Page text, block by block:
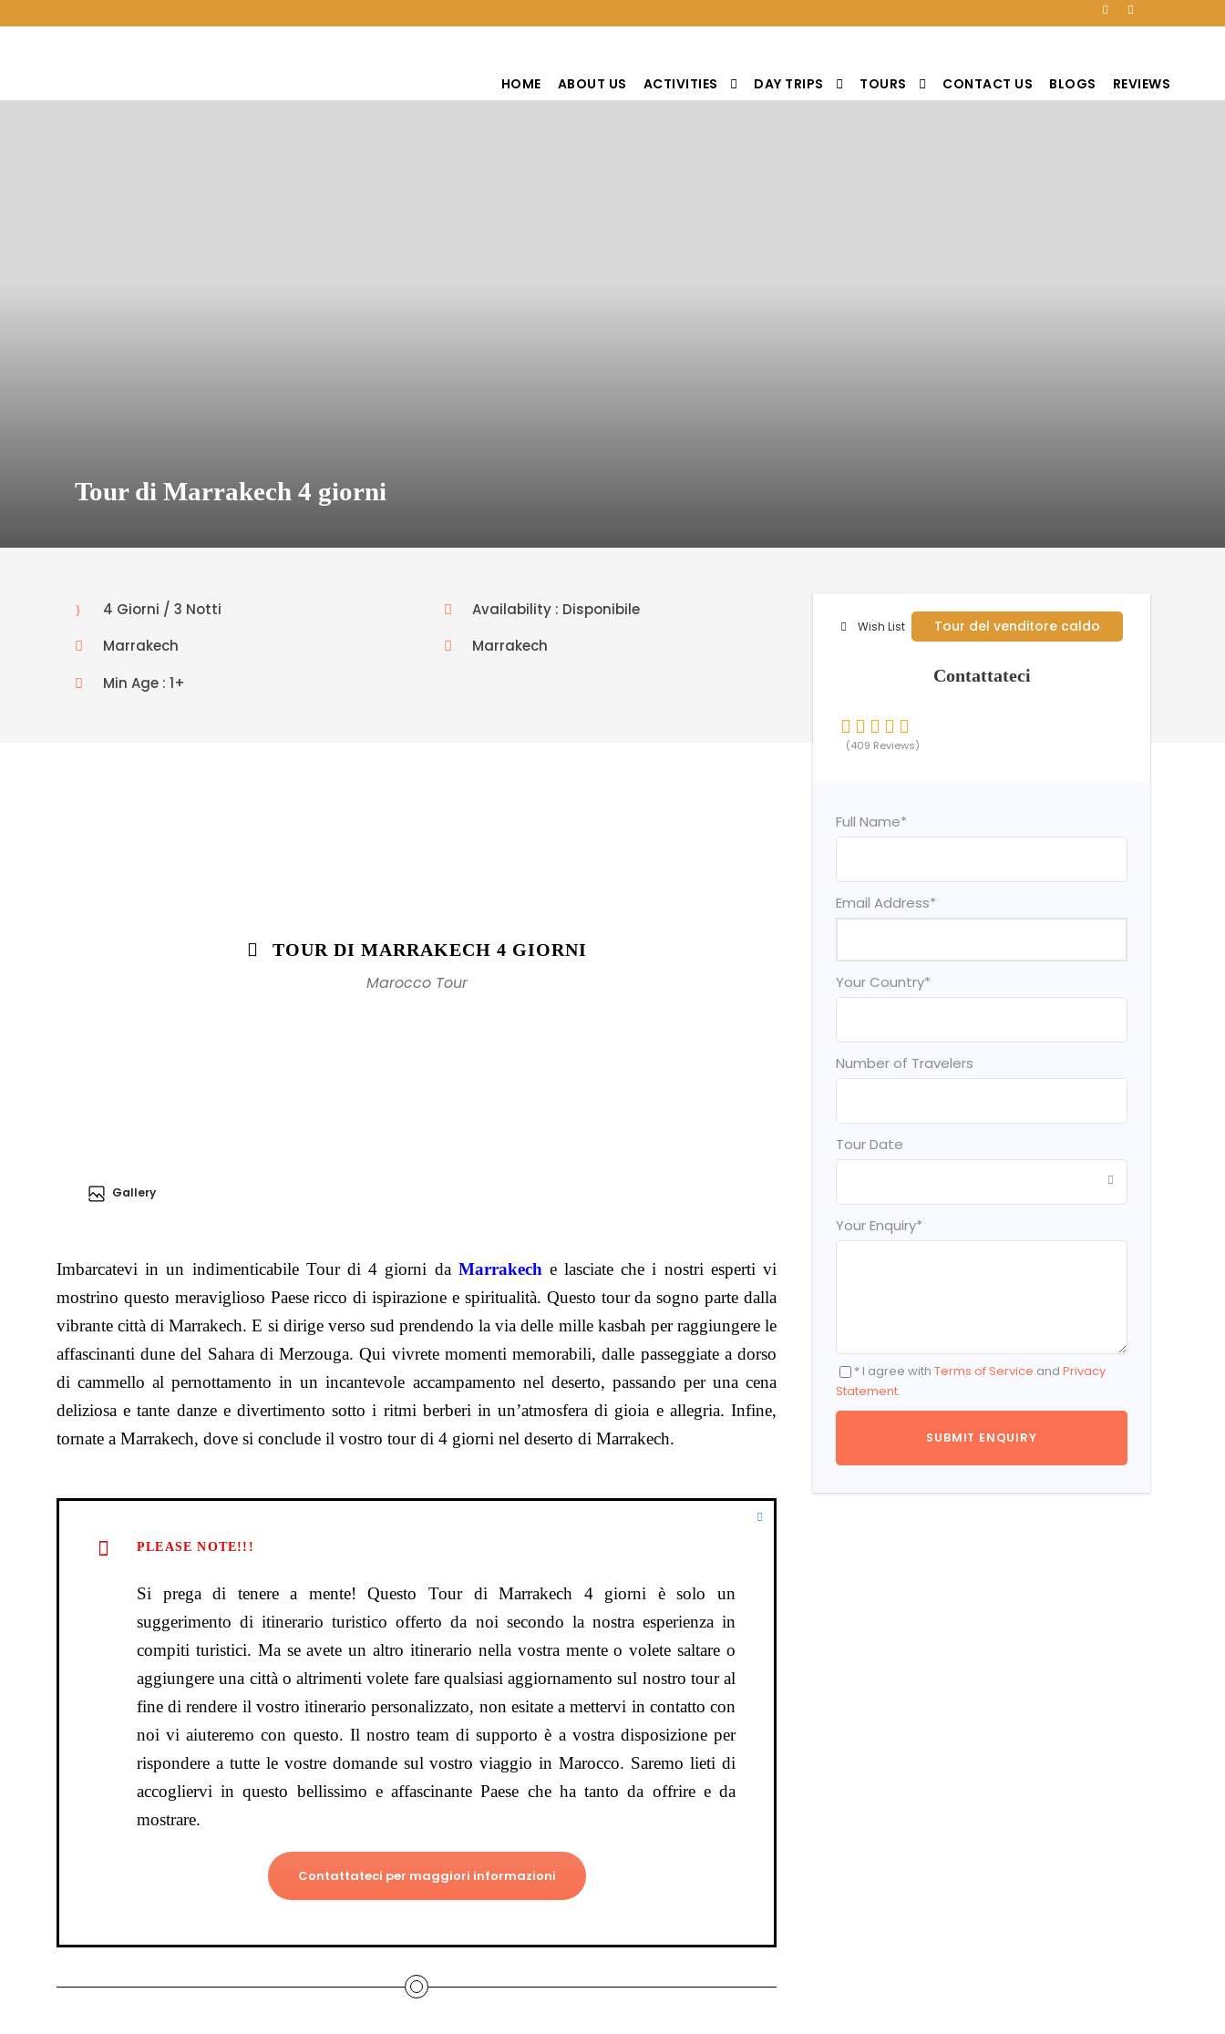
HOME ABOUT US ACTIVITIES DAY TRIPS TOURS CONTACT US BLOGS REVIEWS
Tour di Marrakech 4 giorni
Wish List Tour del venditore caldo
Contattateci
(409 Reviews)
Full Name*
Email Address*
Your Country*
Number of Travelers
Tour Date
Your Enquiry*
* I agree with Terms of Service and Privacy
Statement.
4 Giorni / 3 Notti
Availability : Disponibile
Marrakech
Marrakech
Min Age : 1+
TOUR DI MARRAKECH 4 GIORNI
Marocco Tour
Gallery
Imbarcatevi in un indimenticabile Tour di 4 giorni da Marrakeche lasciate che i nostri esperti vi
mostrino questo meraviglioso Paese ricco di ispirazione e spiritualità. Questo tour da sogno parte dalla
vibrante città di Marrakech. E si dirige verso sud prendendo la via delle mille kasbah per raggiungere le
affascinanti dune del Sahara di Merzouga. Qui vivrete momenti memorabili, dalle passeggiate a dorso
di cammello al pernottamento in un incantevole accampamento nel deserto, passando per una cena
deliziosa e tante danze e divertimento sotto i ritmi berberi in un’atmosfera di gioia e allegria. Infine,
tornate a Marrakech, dove si conclude il vostro tour di 4 giorni nel deserto di Marrakech.
PLEASE NOTE!!!
Si prega di tenere a mente! Questo Tour di Marrakech 4 giorni è solo un
suggerimento di itinerario turistico offerto da noi secondo la nostra esperienza in
compiti turistici. Ma se avete un altro itinerario nella vostra mente o volete saltare o
aggiungere una città o altrimenti volete fare qualsiasi aggiornamento sul nostro tour al
fine di rendere il vostro itinerario personalizzato, non esitate a mettervi in contatto con
noi vi aiuteremo con questo. Il nostro team di supporto è a vostra disposizione per
rispondere a tutte le vostre domande sul vostro viaggio in Marocco. Saremo lieti di
accogliervi in questo bellissimo e affascinante Paese che ha tanto da offrire e da
mostrare.
Contattateci per maggiori informazioni